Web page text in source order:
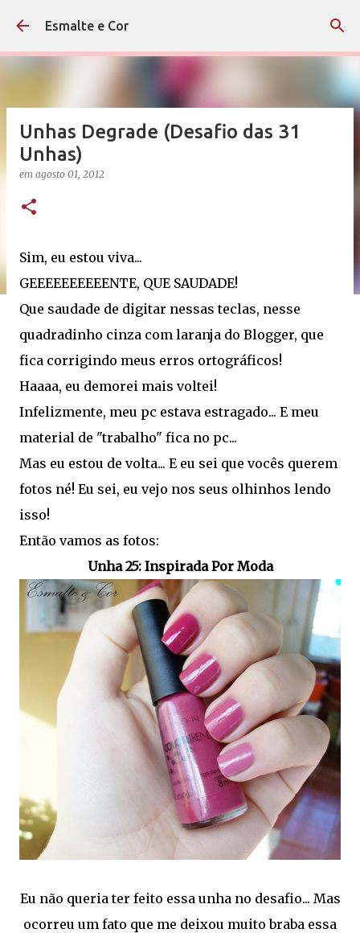
Pular para o conteúdo principal
Esmalte e Cor
Unhas Degrade (Desafio das 31
Unhas)
em agosto 01, 2012
Sim, eu estou viva...
GEEEEEEEEEENTE, QUE SAUDADE!
Que saudade de digitar nessas teclas, nesse
quadradinho cinza com laranja do Blogger, que
fica corrigindo meus erros ortográficos!
Haaaa, eu demorei mais voltei!
Infelizmente, meu pc estava estragado... E meu
material de "trabalho" fica no pc...
Mas eu estou de volta... E eu sei que vocês querem
fotos né! Eu sei, eu vejo nos seus olhinhos lendo
isso!
Então vamos as fotos:
Unha 25: Inspirada Por Moda
Eu não queria ter feito essa unha no desafio... Mas
ocorreu um fato que me deixou muito braba essa